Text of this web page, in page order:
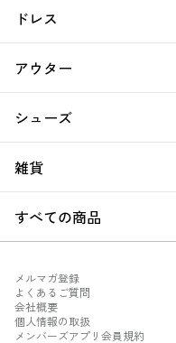
ドレス
アウター
シューズ
雑貨
すべての商品
メルマガ登録
よくあるご質問
会社概要
個人情報の取扱
メンバーズアプリ会員規約